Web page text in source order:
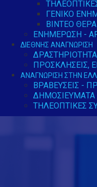
ΓΕΝΙΚΌ
ΒΊΝΤΕΟ
ΕΝΗΜΈΡΩΣΗ -
ΔΙΕΘΝΉΣ ΑΝΑΓΝΏΡΙΣΗ
ΠΡΟΣΚΛΉΣΕΙΣ,
ΑΝΑΓΝΏΡΙΣΗ ΣΤΗΝ
ΒΡΑΒΕΎΣΕΙΣ -
ΤΗΛΕΟΠΤΙΚΈΣ